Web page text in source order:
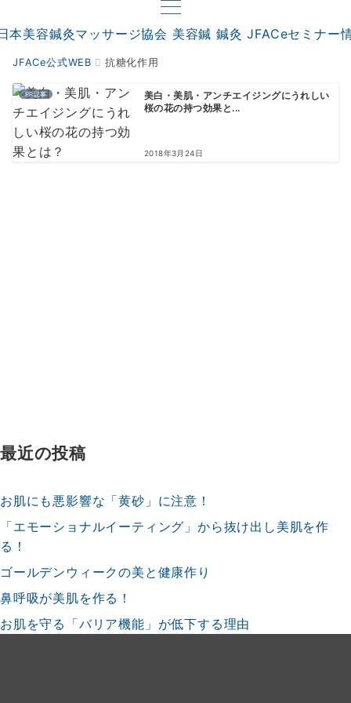
JFACe公式WEB 抗糖化作用
PR記事
美白・美肌・アンチエイジングにうれしい
桜の花の持つ効果と...
2018年3月24日
最近の投稿
お肌にも悪影響な「黄砂」に注意！
「エモーショナルイーティング」から抜け出し美肌を作
る！
ゴールデンウィークの美と健康作り
鼻呼吸が美肌を作る！
お肌を守る「バリア機能」が低下する理由